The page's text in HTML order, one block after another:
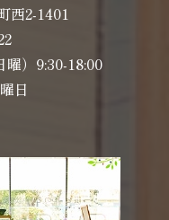
西2-1401
曜）9:30-18:00
日